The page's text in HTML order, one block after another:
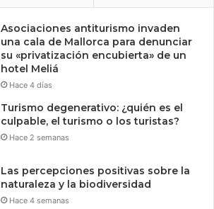
Asociaciones antiturismo invaden
una cala de Mallorca para denunciar
su «privatización encubierta» de un
hotel Meliá
Hace 4 días
Turismo degenerativo: ¿quién es el
culpable, el turismo o los turistas?
Hace 2 semanas
Las percepciones positivas sobre la
naturaleza y la biodiversidad
Hace 4 semanas